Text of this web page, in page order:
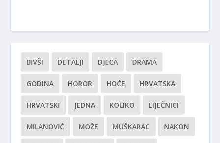
BIVŠI DETALJI DJECA DRAMA
GODINA HOROR HOĆE HRVATSKA
HRVATSKI JEDNA KOLIKO LIJEČNICI
MILANOVIĆ MOŽE MUŠKARAC NAKON